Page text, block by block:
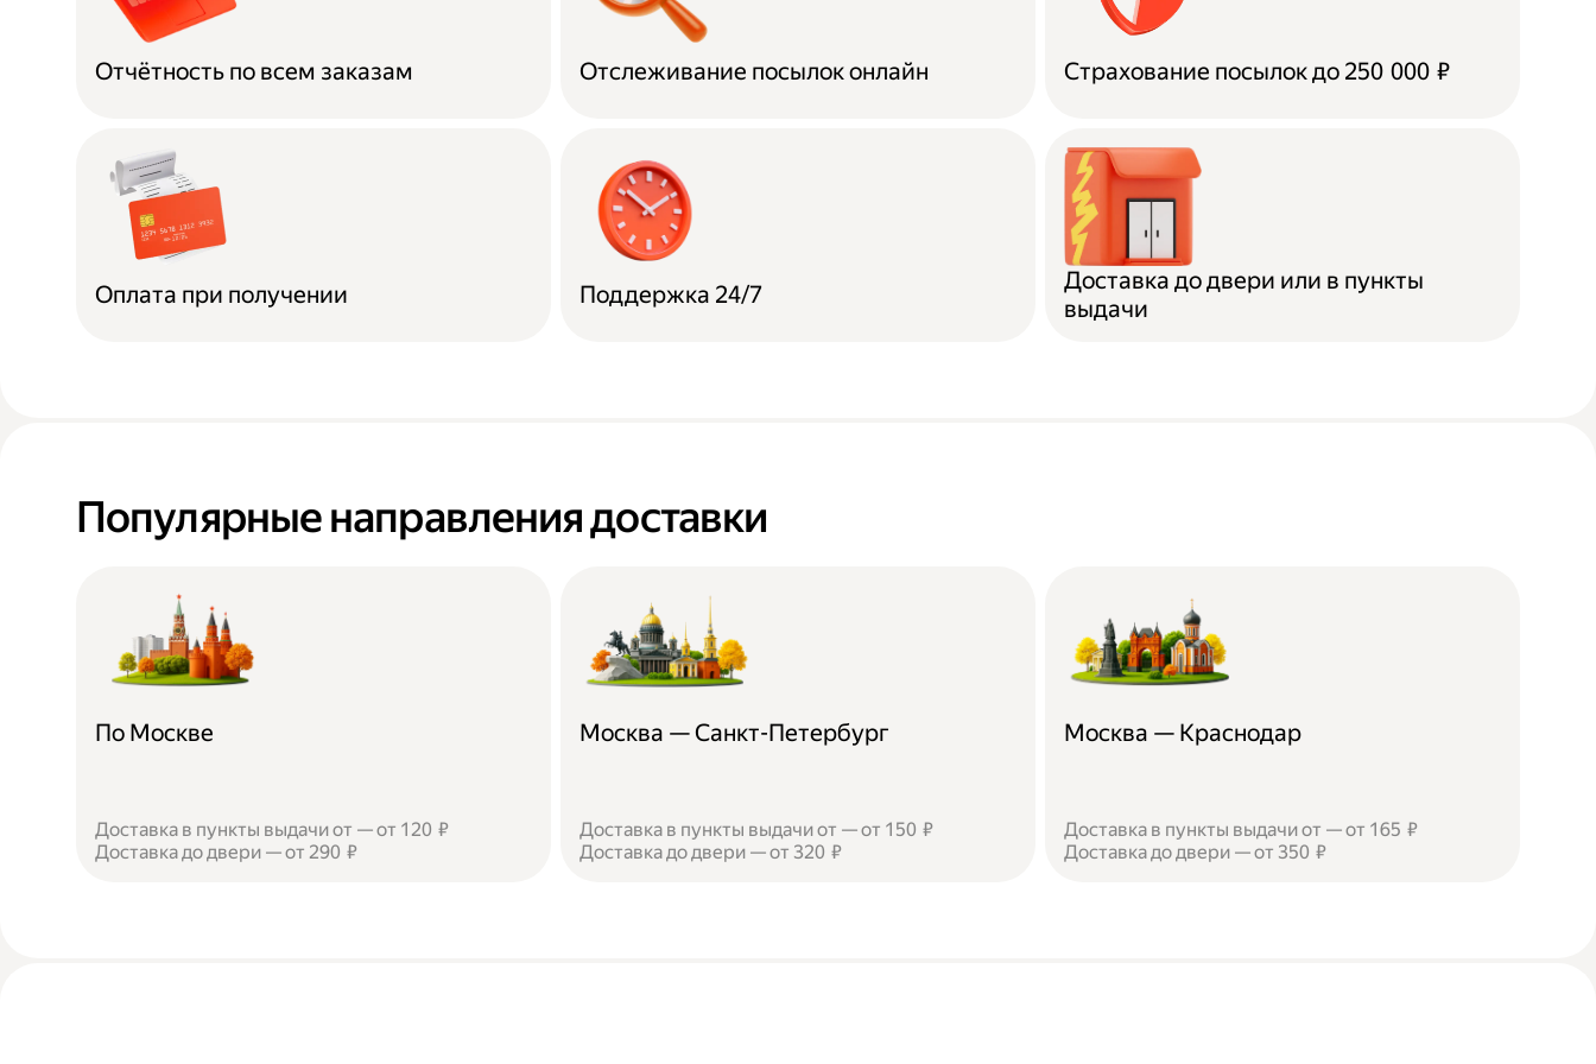
Отчётность по всем заказам Отслеживание посылок онлайн Страхование посылок до 250 000 ₽
Оплата при получении Поддержка 24/7
Доставка до двери или в пункты
выдачи
Популярные направления доставки
По Москве
Доставка в пункты выдачи от — от 120 ₽
Доставка до двери — от 290 ₽
Москва — Санкт-Петербург
Доставка в пункты выдачи от — от 150 ₽
Доставка до двери — от 320 ₽
Москва — Краснодар
Доставка в пункты выдачи от — от 165 ₽
Доставка до двери — от 350 ₽